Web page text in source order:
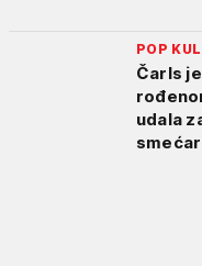
POP
Čarls
udala